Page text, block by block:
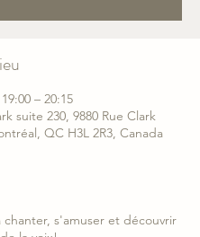
– 20:15
suite 230, 9880 Rue Clark
QC H3L 2R3, Canada
chanter, s'amuser et découvrir